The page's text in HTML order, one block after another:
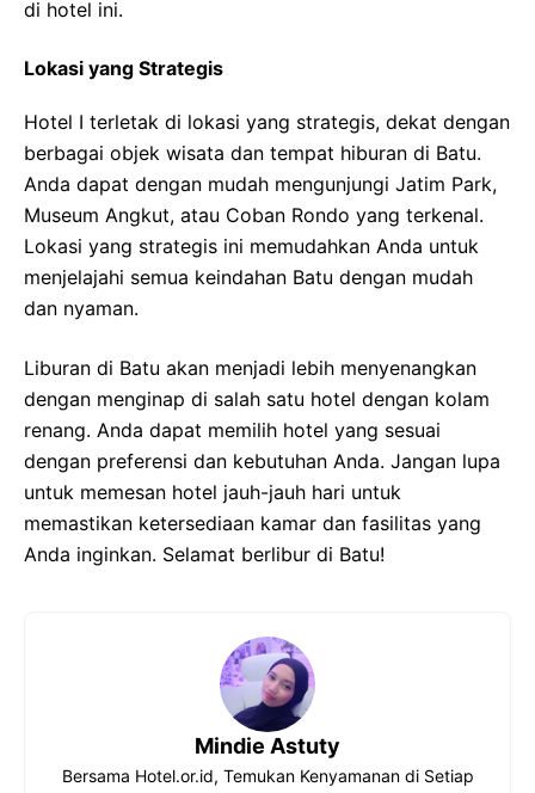
di hotel ini.
Lokasi yang Strategis
Hotel I terletak di lokasi yang strategis, dekat dengan
berbagai objek wisata dan tempat hiburan di Batu.
Anda dapat dengan mudah mengunjungi Jatim Park,
Museum Angkut, atau Coban Rondo yang terkenal.
Lokasi yang strategis ini memudahkan Anda untuk
menjelajahi semua keindahan Batu dengan mudah
dan nyaman.
Liburan di Batu akan menjadi lebih menyenangkan
dengan menginap di salah satu hotel dengan kolam
renang. Anda dapat memilih hotel yang sesuai
dengan preferensi dan kebutuhan Anda. Jangan lupa
untuk memesan hotel jauh-jauh hari untuk
memastikan ketersediaan kamar dan fasilitas yang
Anda inginkan. Selamat berlibur di Batu!
Mindie Astuty
Bersama Hotel.or.id, Temukan Kenyamanan di Setiap